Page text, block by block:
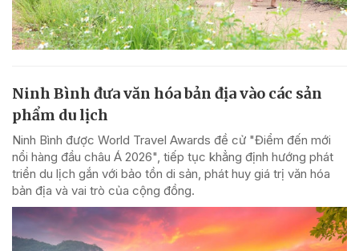
Ninh Bình đưa văn hóa bản địa vào các sản
phẩm du lịch
Ninh Bình được World Travel Awards đề cử "Điểm đến mới
nổi hàng đầu châu Á 2026", tiếp tục khẳng định hướng phát
triển du lịch gắn với bảo tồn di sản, phát huy giá trị văn hóa
bản địa và vai trò của cộng đồng.